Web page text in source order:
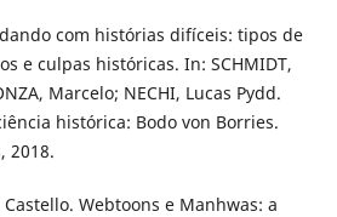
com histórias difíceis: tipos de
e culpas históricas. In: SCHMIDT,
Marcelo; NECHI, Lucas Pydd.
histórica: Bodo von Borries.
2018.
Castello. Webtoons e Manhwas: a